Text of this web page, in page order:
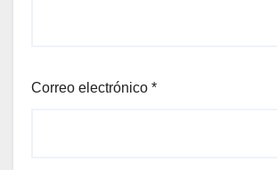
Correo electrónico *